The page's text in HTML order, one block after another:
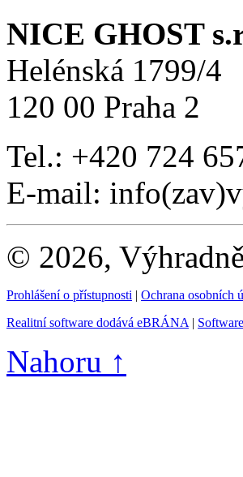
NICE GHOST
Helénská 1799/4
120 00 Praha 2
Tel.: +420 724
E-mail:
© 2026,
Prohlášení o přístupnosti | Ochrana osobních
Realitní software dodává eBRÁNA |
Nahoru ↑